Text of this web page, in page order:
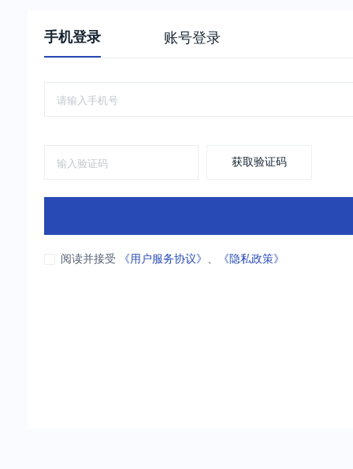
手机登录 账号登录
获取验证码
阅读并接受 《用户服务协议》 、 《隐私政策》